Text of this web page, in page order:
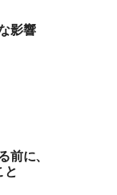
影響
前に、
と